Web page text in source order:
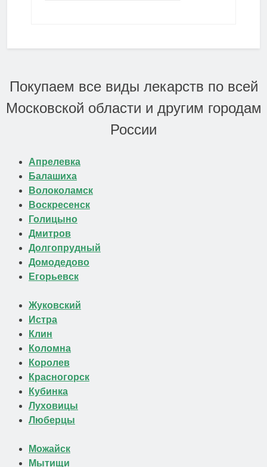
Покупаем все виды лекарств по всей
Московской области и другим городам
России
Апрелевка
Балашиха
Волоколамск
Воскресенск
Голицыно
Дмитров
Долгопрудный
Домодедово
Егорьевск
Жуковский
Истра
Клин
Коломна
Королев
Красногорск
Кубинка
Луховицы
Люберцы
Можайск
Мытищи